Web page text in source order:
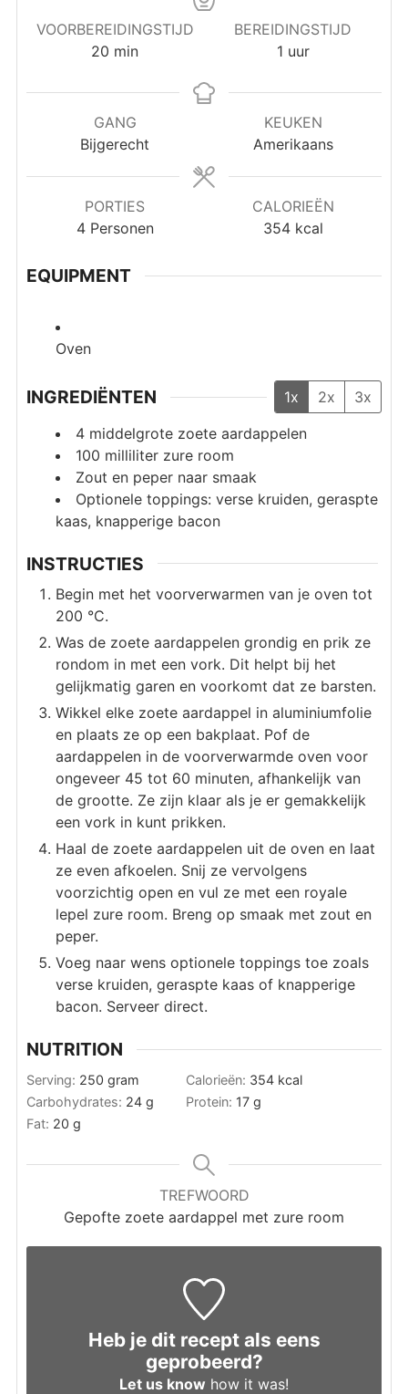
VOORBEREIDINGSTIJD
20 minuten
min
BEREIDINGSTIJD
1uur
uur
GANG
Bijgerecht
KEUKEN
Amerikaans
PORTIES
4 Personen
CALORIEËN
354 kcal
EQUIPMENT
Oven
INGREDIËNTEN 1x 2x
3x
4 middelgrote zoete aardappelen
100 milliliter zure room
Zout en peper naar smaak
Optionele toppings: verse kruiden, geraspte
kaas, knapperige bacon
INSTRUCTIES
Begin met het voorverwarmen van je oven tot
200 °C.
Was de zoete aardappelen grondig en prik ze
rondom in met een vork. Dit helpt bij het
gelijkmatig garen en voorkomt dat ze barsten.
Wikkel elke zoete aardappel in aluminiumfolie
en plaats ze op een bakplaat. Pof de
aardappelen in de voorverwarmde oven voor
ongeveer 45 tot 60 minuten, afhankelijk van
de grootte. Ze zijn klaar als je er gemakkelijk
een vork in kunt prikken.
Haal de zoete aardappelen uit de oven en laat
ze even afkoelen. Snij ze vervolgens
voorzichtig open en vul ze met een royale
lepel zure room. Breng op smaak met zout en
peper.
Voeg naar wens optionele toppings toe zoals
verse kruiden, geraspte kaas of knapperige
bacon. Serveer direct.
NUTRITION
Serving: 250 gram Calorieën: 354 kcal
Carbohydrates: 24 g Protein: 17 g
Fat: 20 g
TREFWOORD
Gepofte zoete aardappel met zure room
Heb je dit recept als eens
geprobeerd?
Let us know how it was!